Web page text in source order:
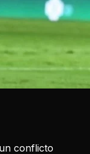
conflicto